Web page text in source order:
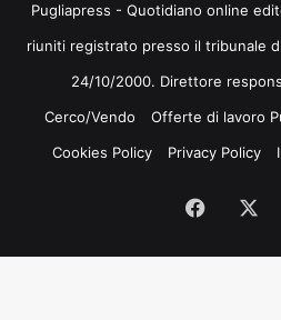
Pugliapress - Quotidiano online
riuniti registrato presso il tribunale
24/10/2000. Direttore
Cerco/Vendo
Offerte di lavoro
Cookies Policy
Privacy Policy